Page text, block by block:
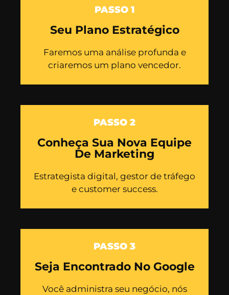
PASSO 1
Seu Plano Estratégico
Faremos uma análise profunda e
criaremos um plano vencedor.
PASSO 2
Conheça Sua Nova Equipe
De Marketing
Estrategista digital, gestor de tráfego
e customer success.
PASSO 3
Seja Encontrado No Google
Você administra seu negócio, nós